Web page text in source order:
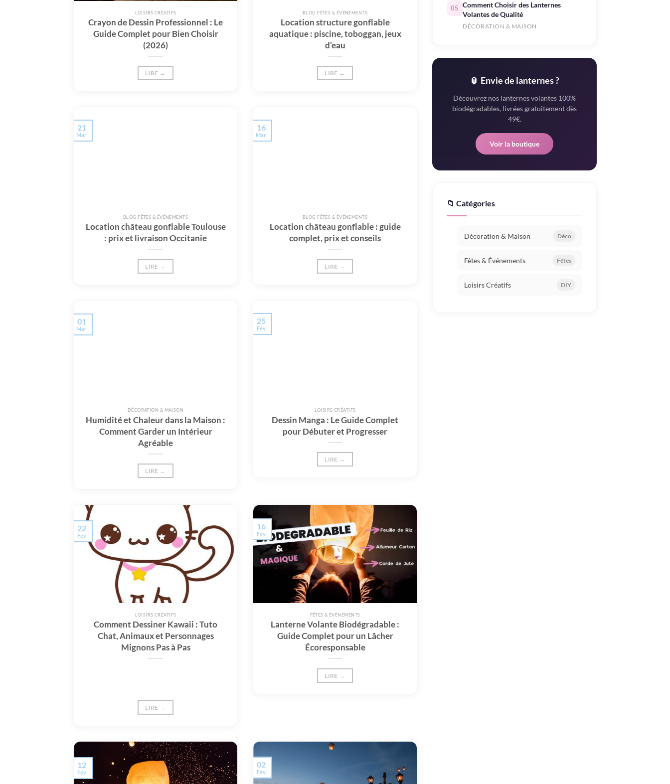
LOISIRS CRÉATIFS
Crayon de Dessin Professionnel : Le
Guide Complet pour Bien Choisir
(2026)
LIRE →
BLOG FÊTES & ÉVÉNEMENTS
Location structure gonflable
aquatique : piscine, toboggan, jeux
d’eau
LIRE →
BLOG FÊTES & ÉVÉNEMENTS
Location château gonflable Toulouse
: prix et livraison Occitanie
LIRE →
21
Mar
BLOG FÊTES & ÉVÉNEMENTS
Location château gonflable : guide
complet, prix et conseils
LIRE →
16
Mar
DÉCORATION & MAISON
Humidité et Chaleur dans la Maison :
Comment Garder un Intérieur
Agréable
LIRE →
01
Mar
LOISIRS CRÉATIFS
Dessin Manga : Le Guide Complet
pour Débuter et Progresser
LIRE →
25
Fév
LOISIRS CRÉATIFS
Comment Dessiner Kawaii : Tuto
Chat, Animaux et Personnages
Mignons Pas à Pas
LIRE →
22
Fév
FÊTES & ÉVÉNEMENTS
Lanterne Volante Biodégradable :
Guide Complet pour un Lâcher
Écoresponsable
LIRE →
16
Fév
12
Fév
02
Fév
05 Comment Choisir des Lanternes
Volantes de Qualité
DÉCORATION & MAISON
🏮 Envie de lanternes ?
Découvrez nos lanternes volantes 100%
biodégradables, livrées gratuitement dès
49€.
Voir la boutique
📁 Catégories
Décoration & Maison Déco
Fêtes & Événements Fêtes
Loisirs Créatifs DIY